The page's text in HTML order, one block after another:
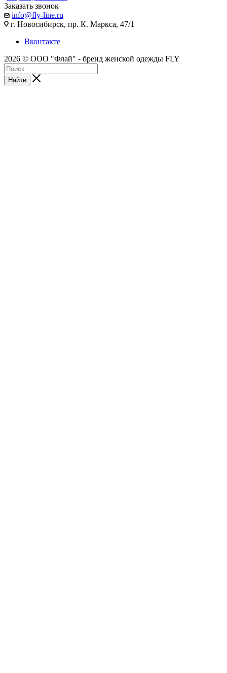
Заказать звонок
info@fly-line.ru
г. Новосибирск, пр. К. Маркса, 47/1
Вконтакте
2026 © ООО "Флай" - бренд женской одежды FLY
Найти